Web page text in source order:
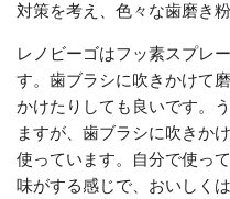
対策を考え、色々な歯磨き
レノビーゴはフッ素スプレ
す。歯ブラシに吹きかけて
かけたりしても良いです。
ますが、歯ブラシに吹きか
使っています。自分で使っ
味がする感じで、おいしく